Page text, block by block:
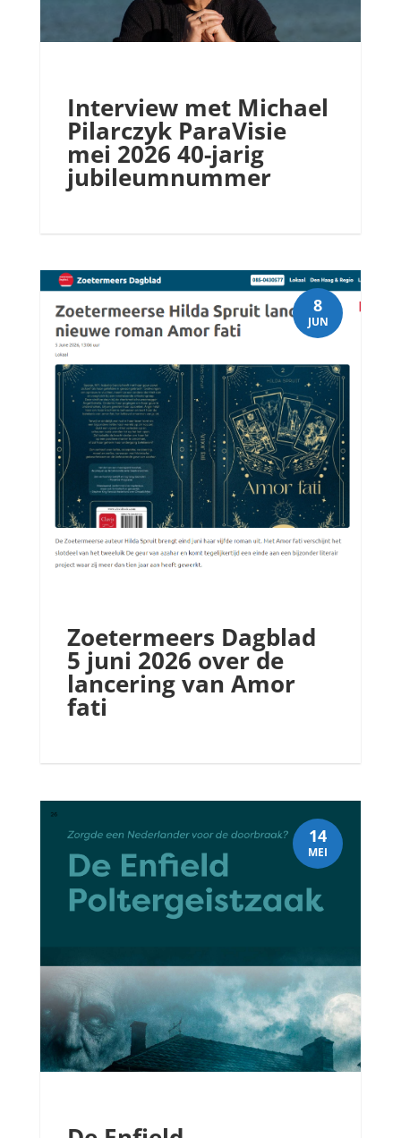
Interview met Michael
Pilarczyk ParaVisie
mei 2026 40-jarig
jubileumnummer
Zoetermeers Dagblad
5 juni 2026 over de
lancering van Amor
fati
8
JUN
14
MEI